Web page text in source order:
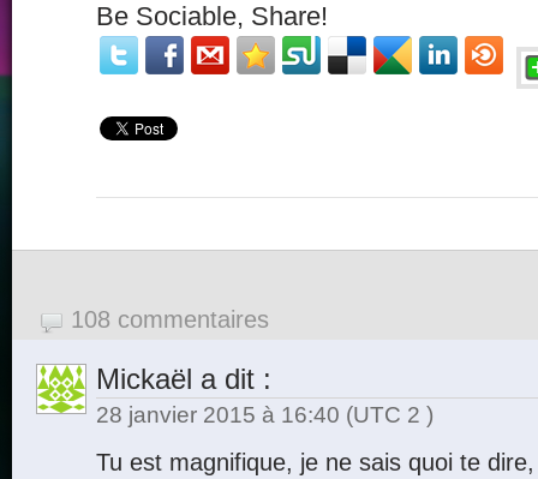
Be Sociable, Share!
108 commentaires
Mickaël a dit :
28 janvier 2015 à 16:40 (UTC 2 )
Tu est magnifique, je ne sais quoi te